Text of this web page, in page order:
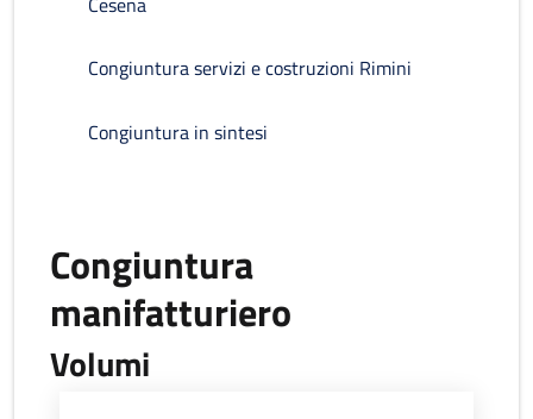
Congiuntura servizi e costruzioni Rimini
Congiuntura in sintesi
Congiuntura
manifatturiero
Volumi